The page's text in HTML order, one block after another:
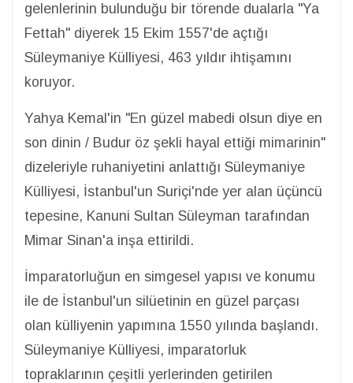
gelenlerinin bulunduğu bir törende dualarla "Ya
Fettah" diyerek 15 Ekim 1557'de açtığı
Süleymaniye Külliyesi, 463 yıldır ihtişamını
koruyor.
Yahya Kemal'in "En güzel mabedi olsun diye en
son dinin / Budur öz şekli hayal ettiği mimarinin"
dizeleriyle ruhaniyetini anlattığı Süleymaniye
Külliyesi, İstanbul'un Suriçi'nde yer alan üçüncü
tepesine, Kanuni Sultan Süleyman tarafından
Mimar Sinan'a inşa ettirildi.
İmparatorluğun en simgesel yapısı ve konumu
ile de İstanbul'un silüetinin en güzel parçası
olan külliyenin yapımına 1550 yılında başlandı.
Süleymaniye Külliyesi, imparatorluk
topraklarının çeşitli yerlerinden getirilen